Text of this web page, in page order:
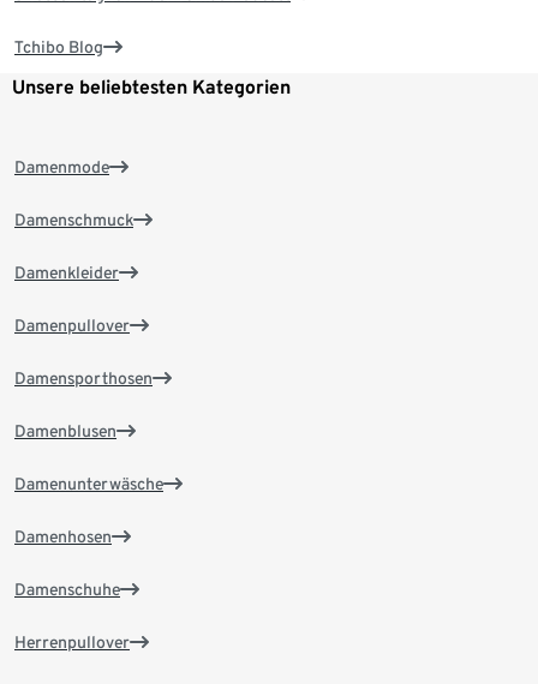
Tchibo Blog
Unsere beliebtesten Kategorien
Damenmode
Damenschmuck
Damenkleider
Damenpullover
Damensporthosen
Damenblusen
Damenunterwäsche
Damenhosen
Damenschuhe
Herrenpullover